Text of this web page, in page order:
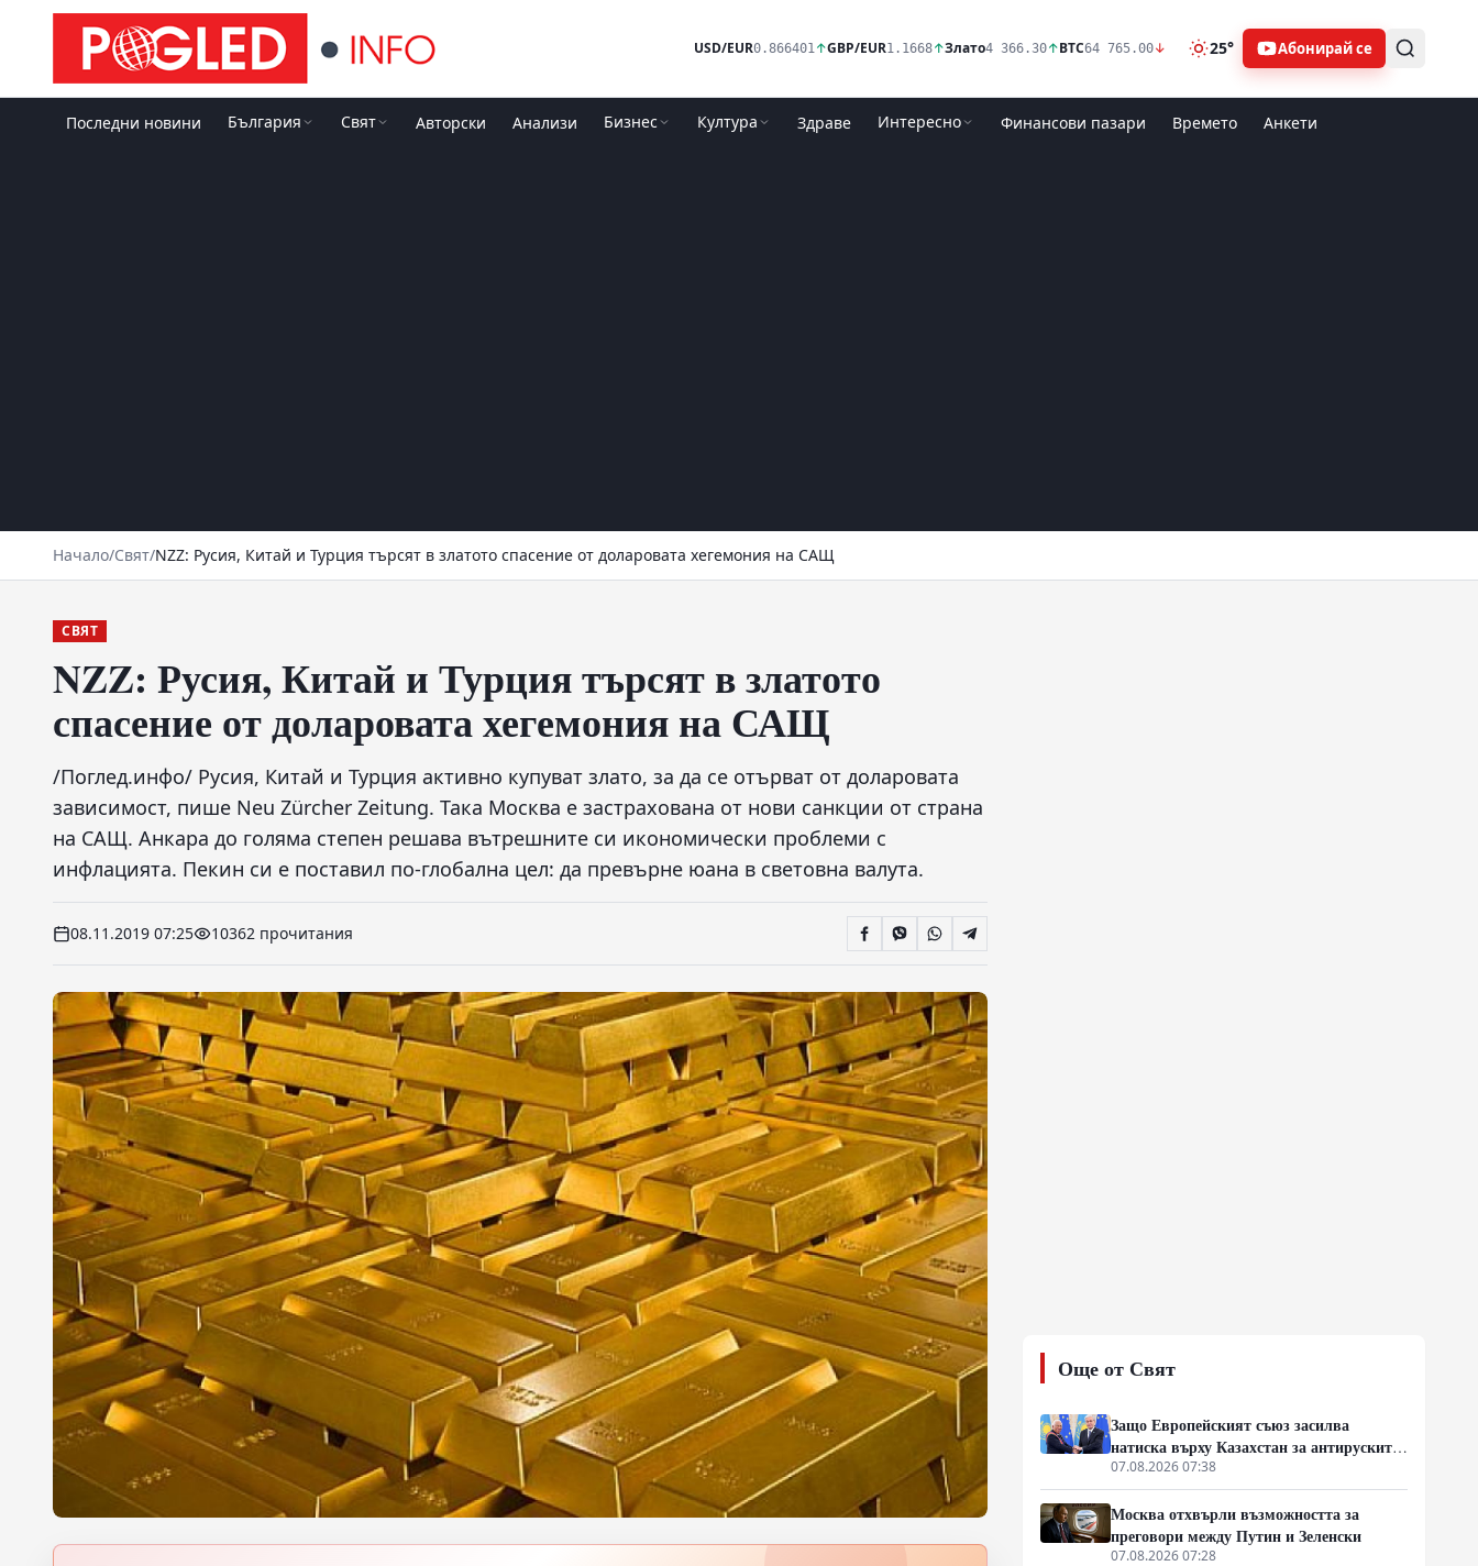
USD/EUR0.866401↑GBP/EUR1.1668↑Злато4 366.30↑BTC64 765.00↓ 25° Абонирай се
Последни новини България Свят Авторски Анализи Бизнес Култура Здраве Интересно Финансови пазари Времето Анкети
Начало/Свят/NZZ: Русия, Китай и Турция търсят в златото спасение от доларовата хегемония на САЩ
СВЯТ
NZZ: Русия, Китай и Турция търсят в златото
спасение от доларовата хегемония на САЩ
/Поглед.инфо/ Русия, Китай и Турция активно купуват злато, за да се отърват от доларовата
зависимост, пише Neu Zürcher Zeitung. Така Москва е застрахована от нови санкции от страна
на САЩ. Анкара до голяма степен решава вътрешните си икономически проблеми с
инфлацията. Пекин си е поставил по-глобална цел: да превърне юана в световна валута.
08.11.2019 07:25 10362 прочитания
Още от Свят
Защо Европейският съюз засилва
натиска върху Казахстан за антируските
санкции
07.08.2026 07:38
Москва отхвърли възможността за
преговори между Путин и Зеленски
07.08.2026 07:28